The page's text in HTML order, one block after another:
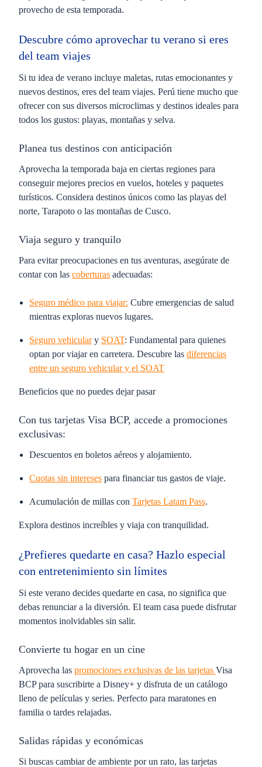
provecho de esta temporada.
Descubre cómo aprovechar tu verano si eres
del team viajes
Si tu idea de verano incluye maletas, rutas emocionantes y
nuevos destinos, eres del team viajes. Perú tiene mucho que
ofrecer con sus diversos microclimas y destinos ideales para
todos los gustos: playas, montañas y selva.
Planea tus destinos con anticipación
Aprovecha la temporada baja en ciertas regiones para
conseguir mejores precios en vuelos, hoteles y paquetes
turísticos. Considera destinos únicos como las playas del
norte, Tarapoto o las montañas de Cusco.
Viaja seguro y tranquilo
Para evitar preocupaciones en tus aventuras, asegúrate de
contar con las coberturas adecuadas:
Seguro médico para viajar: Cubre emergencias de salud
mientras exploras nuevos lugares.
Seguro vehiculary SOAT: Fundamental para quienes
optan por viajar en carretera. Descubre las diferencias
entre un seguro vehicular y el SOAT
Beneficios que no puedes dejar pasar
Con tus tarjetas Visa BCP, accede a promociones
exclusivas:
Descuentos en boletos aéreos y alojamiento.
Cuotas sin intereses para financiar tus gastos de viaje.
Acumulación de millas con Tarjetas Latam Pass.
Explora destinos increíbles y viaja con tranquilidad.
¿Prefieres quedarte en casa? Hazlo especial
con entretenimiento sin límites
Si este verano decides quedarte en casa, no significa que
debas renunciar a la diversión. El team casa puede disfrutar
momentos inolvidables sin salir.
Convierte tu hogar en un cine
Aprovecha las promociones exclusivas de las tarjetas Visa
BCP para suscribirte a Disney+ y disfruta de un catálogo
lleno de películas y series. Perfecto para maratones en
familia o tardes relajadas.
Salidas rápidas y económicas
Si buscas cambiar de ambiente por un rato, las tarjetas